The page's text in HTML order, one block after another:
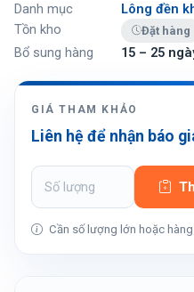
Danh mục
Lông đền
Tồn kho
Đặt hàng
Bổ sung hàng 15 – 25
GIÁ THAM KHẢO
Liên hệ để nhận báo
Cần số lượng lớn hoặc